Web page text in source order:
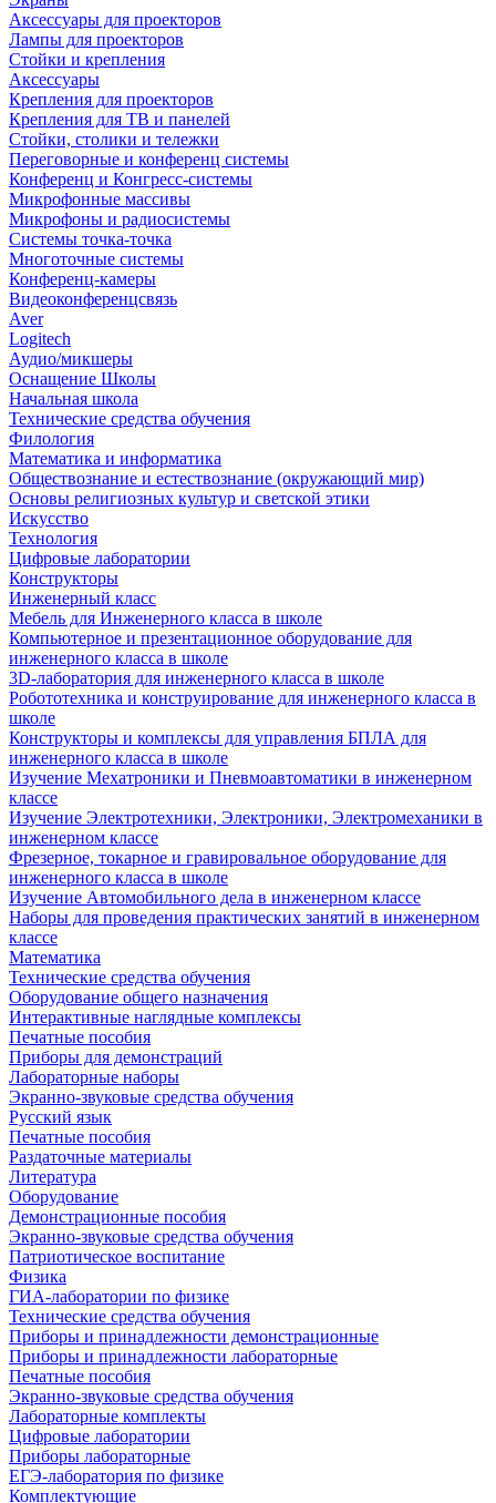
Аксессуары для проекторов
Лампы для проекторов
Стойки и крепления
Аксессуары
Крепления для проекторов
Крепления для ТВ и панелей
Стойки, столики и тележки
Переговорные и конференц системы
Конференц и Конгресс-системы
Микрофонные массивы
Микрофоны и радиосистемы
Системы точка-точка
Многоточные системы
Конференц-камеры
Видеоконференцсвязь
Aver
Logitech
Аудио/микшеры
Оснащение Школы
Начальная школа
Технические средства обучения
Филология
Математика и информатика
Обществознание и естествознание (окружающий мир)
Основы религиозных культур и светской этики
Искусство
Технология
Цифровые лаборатории
Конструкторы
Инженерный класс
Мебель для Инженерного класса в школе
Компьютерное и презентационное оборудование для
инженерного класса в школе
3D-лаборатория для инженерного класса в школе
Робототехника и конструирование для инженерного класса в
школе
Конструкторы и комплексы для управления БПЛА для
инженерного класса в школе
Изучение Мехатроники и Пневмоавтоматики в инженерном
классе
Изучение Электротехники, Электроники, Электромеханики в
инженерном классе
Фрезерное, токарное и гравировальное оборудование для
инженерного класса в школе
Изучение Автомобильного дела в инженерном классе
Наборы для проведения практических занятий в инженерном
классе
Математика
Технические средства обучения
Оборудование общего назначения
Интерактивные наглядные комплексы
Печатные пособия
Приборы для демонстраций
Лабораторные наборы
Экранно-звуковые средства обучения
Русский язык
Печатные пособия
Раздаточные материалы
Литература
Оборудование
Демонстрационные пособия
Экранно-звуковые средства обучения
Патриотическое воспитание
Физика
ГИА-лаборатории по физике
Технические средства обучения
Приборы и принадлежности демонстрационные
Приборы и принадлежности лабораторные
Печатные пособия
Экранно-звуковые средства обучения
Лабораторные комплекты
Цифровые лаборатории
Приборы лабораторные
ЕГЭ-лаборатория по физике
Комплектующие